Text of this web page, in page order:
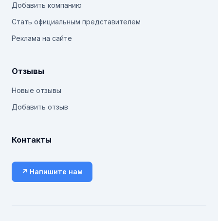
Добавить компанию
Стать официальным представителем
Реклама на сайте
Отзывы
Новые отзывы
Добавить отзыв
Контакты
↗ Напишите нам